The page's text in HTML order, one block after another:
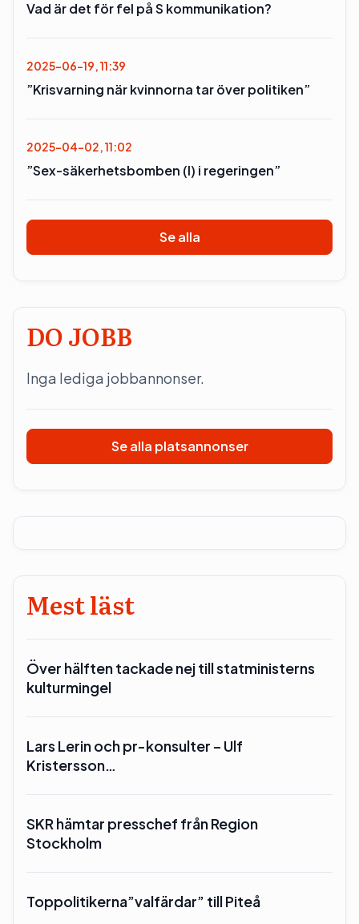
Vad är det för fel på S kommunikation?
2025-06-19, 11:39
”Krisvarning när kvinnorna tar över politiken”
2025-04-02, 11:02
”Sex-säkerhetsbomben (l) i regeringen”
Se alla
DO JOBB
Inga lediga jobbannonser.
Se alla platsannonser
Mest läst
Över hälften tackade nej till statministerns
kulturmingel
Lars Lerin och pr-konsulter – Ulf
Kristersson…
SKR hämtar presschef från Region
Stockholm
Toppolitikerna”valfärdar” till Piteå